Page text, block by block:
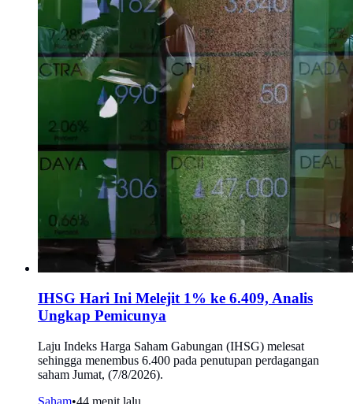
IHSG Hari Ini Melejit 1% ke 6.409, Analis
Ungkap Pemicunya
Laju Indeks Harga Saham Gabungan (IHSG) melesat
sehingga menembus 6.400 pada penutupan perdagangan
saham Jumat, (7/8/2026).
Saham•44 menit lalu